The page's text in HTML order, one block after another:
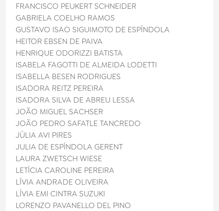
FRANCISCO PEUKERT SCHNEIDER
GABRIELA COELHO RAMOS
GUSTAVO ISAO SIGUIMOTO DE ESPÍNDOLA
HEITOR EBSEN DE PAIVA
HENRIQUE ODORIZZI BATISTA
ISABELA FAGOTTI DE ALMEIDA LODETTI
ISABELLA BESEN RODRIGUES
ISADORA REITZ PEREIRA
ISADORA SILVA DE ABREU LESSA
JOÃO MIGUEL SACHSER
JOÃO PEDRO SAFATLE TANCREDO
JÚLIA AVI PIRES
JULIA DE ESPÍNDOLA GERENT
LAURA ZWETSCH WIESE
LETÍCIA CAROLINE PEREIRA
LÍVIA ANDRADE OLIVEIRA
LÍVIA EMI CINTRA SUZUKI
LORENZO PAVANELLO DEL PINO